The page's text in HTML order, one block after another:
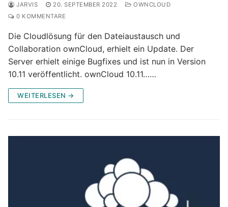
JARVIS 20. SEPTEMBER 2022
OWNCLOUD
0 KOMMENTARE
Die Cloudlösung für den Dateiaustausch und
Collaboration ownCloud, erhielt ein Update. Der
Server erhielt einige Bugfixes und ist nun in Version
10.11 veröffentlicht. ownCloud 10.11……
WEITERLESEN →